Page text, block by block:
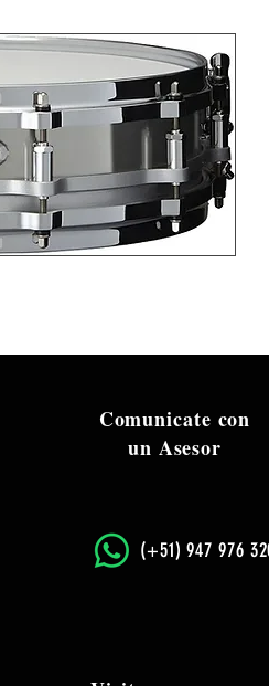
Comunicate con
un Asesor
​(+51) 947 976